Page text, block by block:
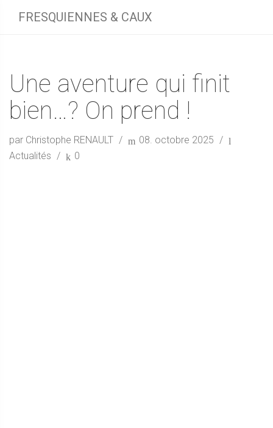
FRESQUIENNES & CAUX
Une aventure qui finit
bien…? On prend !
par Christophe RENAULT
08. octobre 2025
Actualités
0